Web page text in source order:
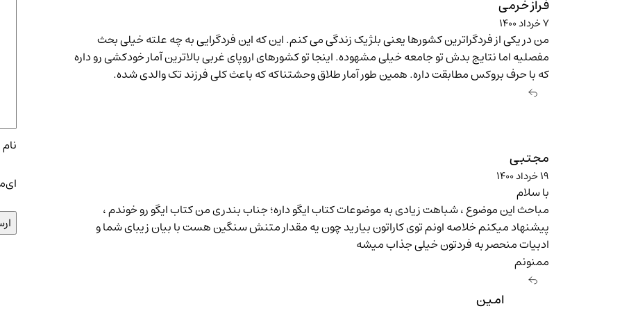
فراز خرمی
۷ خرداد ۱۴۰۰
من در یکی از فردگراترین کشورها یعنی بلژیک زندگی می کنم. این که این فردگرایی به چه علته خیلی بحث
مفصلیه اما نتایج بدش تو جامعه خیلی مشهوده. اینجا تو کشورهای اروپای غربی بالاترین آمار خودکشی رو داره
که با حرف بروکس مطابقت داره. همین طور آمار طلاق وحشتناکه که باعث کلی فرزند تک والدی شده.
مجتبی
۱۹ خرداد ۱۴۰۰
با سلام
مباحث این موضوع ، شباهت زیادی به موضوعات کتاب ایگو داره؛ جناب بندری من کتاب ایگو رو خوندم ،
پیشنهاد میکنم خلاصه اونم توی کاراتون بیارید چون یه مقدار متنش سنگین هست با بیان زیبای شما و
ادبیات منحصر به فردتون خیلی جذاب میشه
ممنونم
امین
نام